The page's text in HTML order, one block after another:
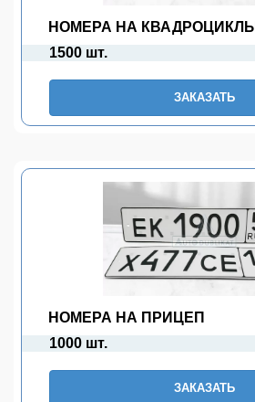
НОМЕРА НА КВАДРОЦИКЛЫ
1500 шт.
ЗАКАЗАТЬ
НОМЕРА НА ПРИЦЕП
1000 шт.
ЗАКАЗАТЬ